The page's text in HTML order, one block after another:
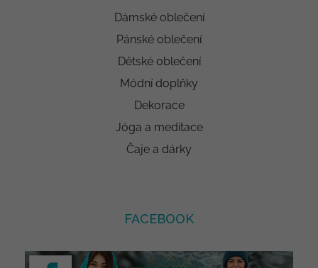
Dámské oblečení
Pánské oblečení
Dětské oblečení
Módní doplňky
Dekorace
Jóga a meditace
Čaje a dárky
FACEBOOK